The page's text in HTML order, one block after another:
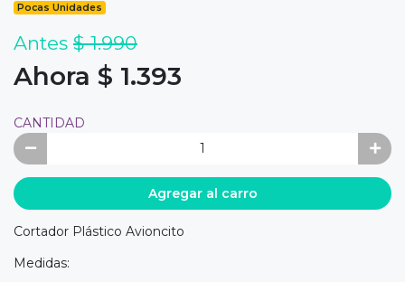
Pocas Unidades
Antes $ 1.990
Ahora $ 1.393
CANTIDAD
Agregar al carro
Cortador Plástico Avioncito
Medidas: